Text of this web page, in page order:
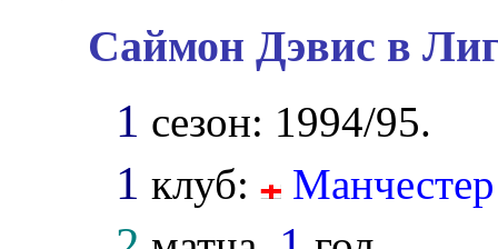
Саймон Дэвис в
1 сезон: 1994/95.
1 клуб: